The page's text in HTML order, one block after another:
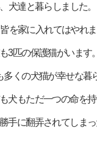
犬達と暮らしました
を家に入れてはやれ
3匹の保護猫がいます
くの犬猫が幸せな暮
犬もただ一つの命を
手に翻弄されてしま